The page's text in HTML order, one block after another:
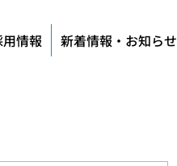
情報 新着情報・お知らせ